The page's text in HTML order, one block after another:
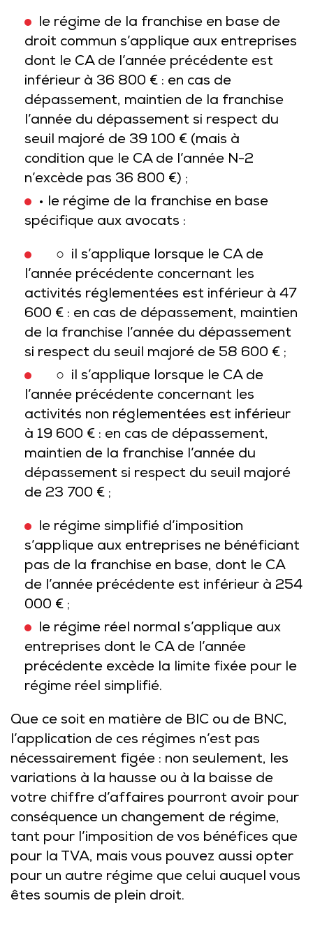
le régime de la franchise en base de
droit commun s’applique aux entreprises
dont le CA de l’année précédente est
inférieur à 36 800 € : en cas de
dépassement, maintien de la franchise
l’année du dépassement si respect du
seuil majoré de 39 100 € (mais à
condition que le CA de l’année N-2
n’excède pas 36 800 €) ;
• le régime de la franchise en base
spécifique aux avocats :
○ il s’applique lorsque le CA de
l’année précédente concernant les
activités réglementées est inférieur à 47
600 € : en cas de dépassement, maintien
de la franchise l’année du dépassement
si respect du seuil majoré de 58 600 € ;
○ il s’applique lorsque le CA de
l’année précédente concernant les
activités non réglementées est inférieur
à 19 600 € : en cas de dépassement,
maintien de la franchise l’année du
dépassement si respect du seuil majoré
de 23 700 € ;
le régime simplifié d’imposition
s’applique aux entreprises ne bénéficiant
pas de la franchise en base, dont le CA
de l’année précédente est inférieur à 254
000 € ;
le régime réel normal s’applique aux
entreprises dont le CA de l’année
précédente excède la limite fixée pour le
régime réel simplifié.
Que ce soit en matière de BIC ou de BNC,
l’application de ces régimes n’est pas
nécessairement figée : non seulement, les
variations à la hausse ou à la baisse de
votre chiffre d’affaires pourront avoir pour
conséquence un changement de régime,
tant pour l’imposition de vos bénéfices que
pour la TVA, mais vous pouvez aussi opter
pour un autre régime que celui auquel vous
êtes soumis de plein droit.